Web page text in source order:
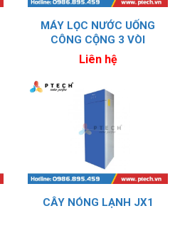
MÁY LỌC NƯỚC UỐNG
CÔNG CỘNG 3 VÒI
Liên hệ
CÂY NÓNG LẠNH JX1